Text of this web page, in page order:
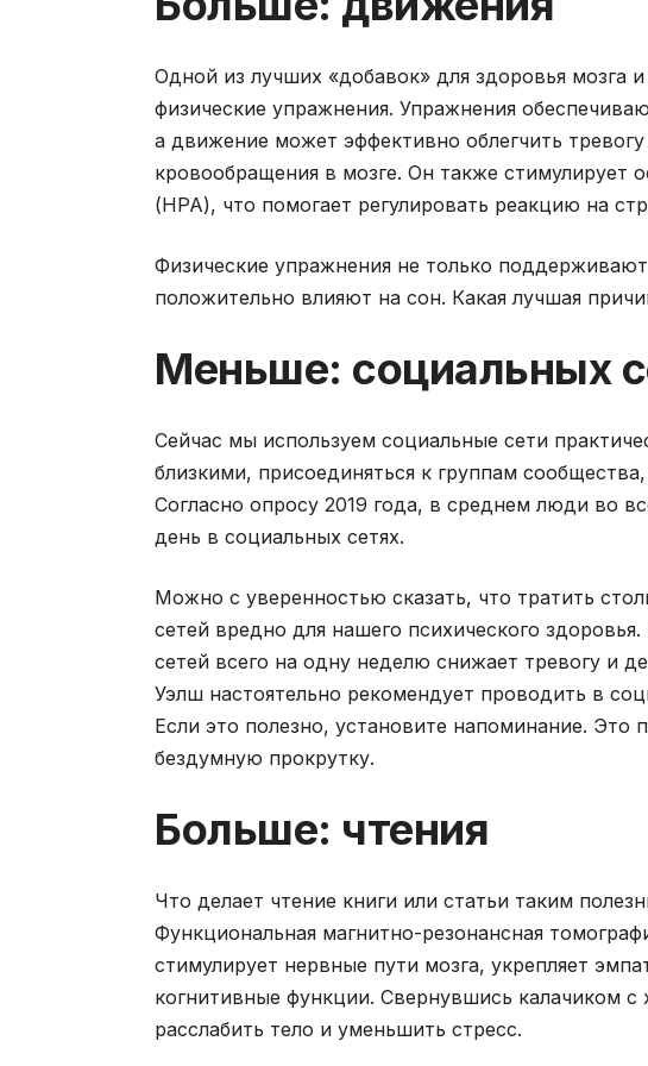
Одной из лучших «добавок» для здоровья мозга и
физические упражнения. Упражнения
а движение может эффективно облегчить
кровообращения в мозге. Он также стимулирует
(HPA), что помогает регулировать реакцию на
Физические упражнения не только
положительно влияют на сон. Какая лучшая
Меньше: социальных
Сейчас мы используем социальные сети
близкими, присоединяться к группам
Согласно опросу 2019 года, в среднем люди во
день в социальных сетях.
Можно с уверенностью сказать, что тратить
сетей вредно для нашего психического
сетей всего на одну неделю снижает тревогу и
Уэлш настоятельно рекомендует проводить в
Если это полезно, установите напоминание. Это
бездумную прокрутку.
Больше: чтения
Что делает чтение книги или статьи таким
Функциональная магнитно-резонансная
стимулирует нервные пути мозга, укрепляет
когнитивные функции. Свернувшись калачиком
расслабить тело и уменьшить стресс.